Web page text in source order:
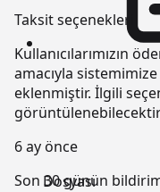
Taksit seçenekleri
Kullanıcılarımızın
amacıyla
eklenmiştir. İlgili
6 ay önce
Son 30 günün
Dosyası